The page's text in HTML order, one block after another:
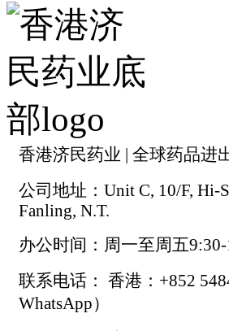
香港济民药业 | 全球药品进
公司地址：Unit C, 10/F, Hi-
Fanling, N.T.
办公时间：周一至周五
联系电话： 香港：+852
WhatsApp）